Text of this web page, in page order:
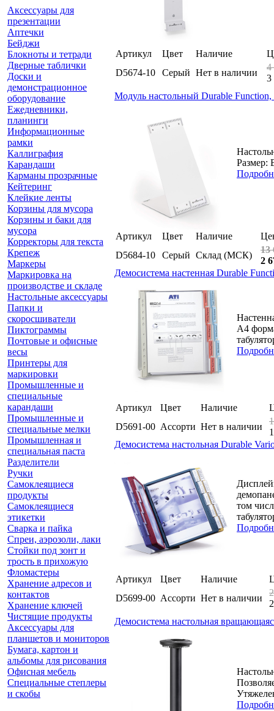
Аксессуары для
презентации
Аптечки
Бейджи
Блокноты и тетради
Дверные таблички
Доски и
демонстрационное
оборудование
Ежедневники,
планинги
Информационные
рамки
Каллиграфия
Карандаши
Карманы прозрачные
Кейтеринг
Клейкие ленты
Корзины для мусора
Корзины и баки для
мусора
Корректоры для текста
Крепеж
Маркеры
Маркировка на
производстве и складе
Настольные аксессуары
Папки и
скоросшиватели
Пиктограммы
Почтовые и офисные
весы
Принтеры для
маркировки
Промышленные и
специальные
карандаши
Промышленные и
специальные мелки
Промышленная и
специальная паста
Разделители
Ручки
Самоклеящиеся
продукты
Самоклеящиеся
этикетки
Сварка и пайка
Спреи, аэрозоли, лаки
Стойки под зонт и
трость в прихожую
Фломастеры
Хранение адресов и
контактов
Хранение ключей
Чистящие продукты
Аксессуары для
планшетов и мониторов
Бумага, картон и
альбомы для рисования
Офисная мебель
Специальные степлеры
и скобы
Артикул Цвет Наличие
D5674-10
Серый Нет в наличии
4
3
Модуль настольный Durable
Размер:
Артикул Цвет Наличие
D5684-10
Серый Склад (МСК)
13
2
Демосистема настенная Durable
А4
Артикул Цвет Наличие
D5691-00 Ассорти Нет в наличии
Демосистема настольная Durable
том
Артикул Цвет Наличие
D5699-00 Ассорти Нет в наличии
Демосистема настольная